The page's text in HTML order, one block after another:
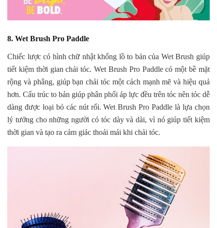
8. Wet Brush Pro Paddle
Chiếc lược có hình chữ nhật khổng lồ to bản của Wet Brush giúp
tiết kiệm thời gian chải tóc. Wet Brush Pro Paddle có một bề mặt
rộng và phẳng, giúp bạn chải tóc một cách mạnh mẽ và hiệu quả
hơn. Cấu trúc to bản giúp phân phối áp lực đều trên tóc nên tóc dễ
dàng được loại bỏ các nút rối. Wet Brush Pro Paddle là lựa chọn
lý tưởng cho những người có tóc dày và dài, vì nó giúp tiết kiệm
thời gian và tạo ra cảm giác thoải mái khi chải tóc.